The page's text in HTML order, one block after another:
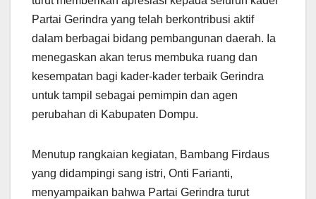
Partai Gerindra yang telah berkontribusi aktif
dalam berbagai bidang pembangunan daerah. Ia
menegaskan akan terus membuka ruang dan
kesempatan bagi kader-kader terbaik Gerindra
untuk tampil sebagai pemimpin dan agen
perubahan di Kabupaten Dompu.
Menutup rangkaian kegiatan, Bambang Firdaus
yang didampingi sang istri, Onti Farianti,
menyampaikan bahwa Partai Gerindra turut